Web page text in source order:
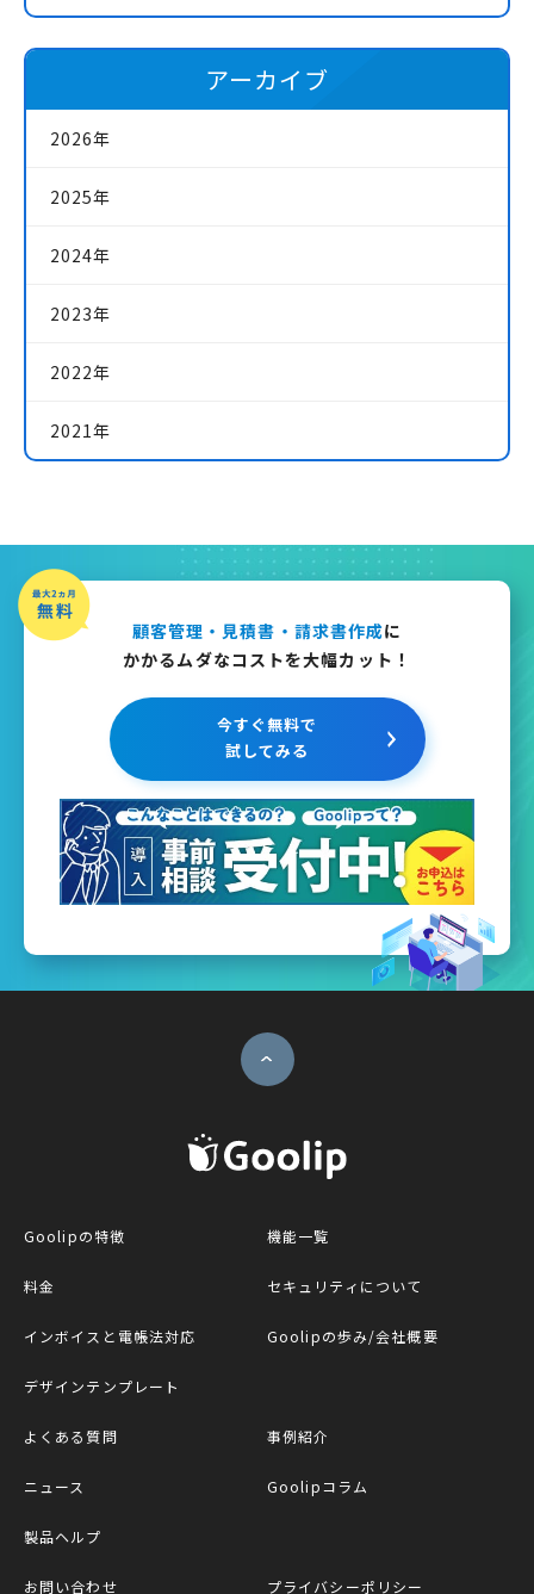
アーカイブ
2026年
2025年
2024年
2023年
2022年
2021年
顧客管理・見積書・請求書作成に
かかるムダなコストを大幅カット！
今すぐ無料で
試してみる
Goolipの特徴 機能一覧
料金 セキュリティについて
インボイスと電帳法対応 Goolipの歩み/会社概要
デザインテンプレート
よくある質問 事例紹介
ニュース Goolipコラム
製品ヘルプ
お問い合わせ プライバシーポリシー